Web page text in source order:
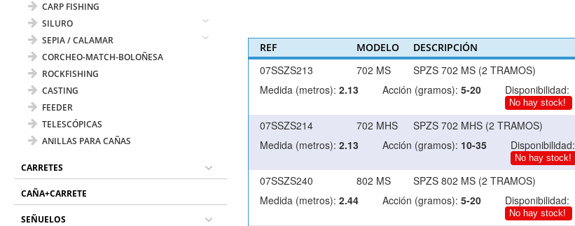
CARP FISHING
SILURO
SEPIA / CALAMAR
CORCHEO-MATCH-BOLOÑESA
ROCKFISHING
CASTING
FEEDER
TELESCÓPICAS
ANILLAS PARA CAÑAS
CARRETES
CAÑA+CARRETE
SEÑUELOS
REF MODELO DESCRIPCIÓN
07SSZS213 702 MS SPZS 702 MS (2 TRAMOS)
Medida (metros): 2.13 Acción (gramos): 5-20 Disponibilidad:
No hay stock!
07SSZS214 702 MHS SPZS 702 MHS (2 TRAMOS)
Medida (metros): 2.13 Acción (gramos): 10-35 Disponibilidad:
No hay stock!
07SSZS240 802 MS SPZS 802 MS (2 TRAMOS)
Medida (metros): 2.44 Acción (gramos): 5-20 Disponibilidad:
No hay stock!